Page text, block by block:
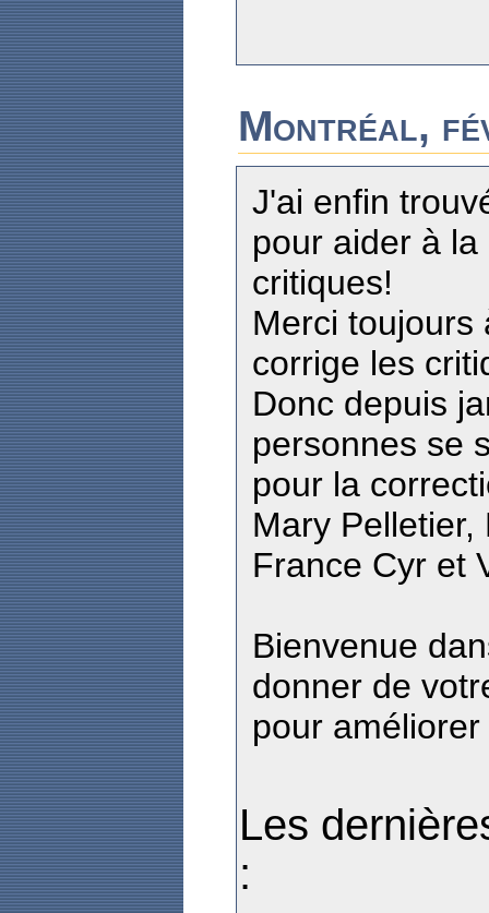
Montréal,
J'ai enfin
pour aider à
critiques!
Merci toujours
corrige les
Donc depuis
personnes se
pour la
Mary
France Cyr et
Bienvenue
donner de
pour
Les
: